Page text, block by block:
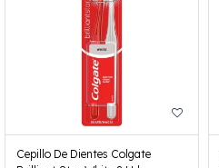
Cepillo De Dientes Colgate